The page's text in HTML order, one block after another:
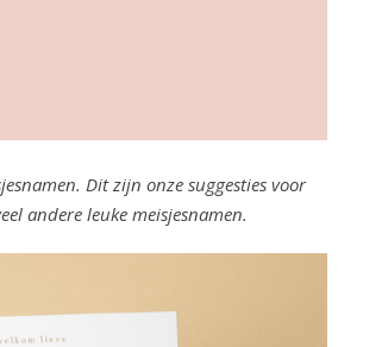
Dit zijn onze suggesties voor
andere leuke meisjesnamen.